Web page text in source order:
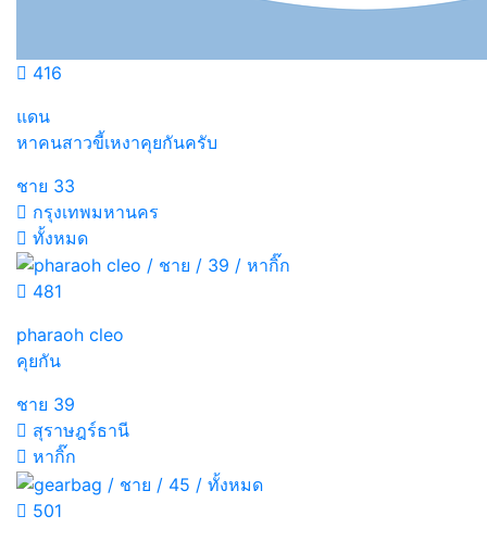
416
แดน
หาคนสาวขี้เหงาคุยกันครับ
ชาย 33
กรุงเทพมหานคร
ทั้งหมด
481
pharaoh cleo
คุยกัน
ชาย 39
สุราษฎร์ธานี
หากิ๊ก
501